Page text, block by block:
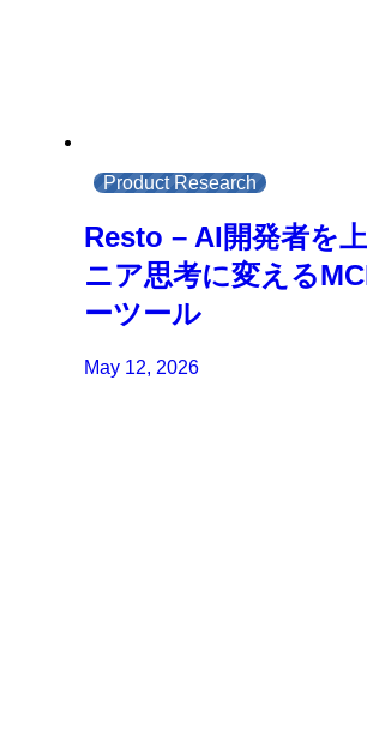
Product Research
Resto – AI開発者を
ニア思考に変える
ーツール
May 12, 2026